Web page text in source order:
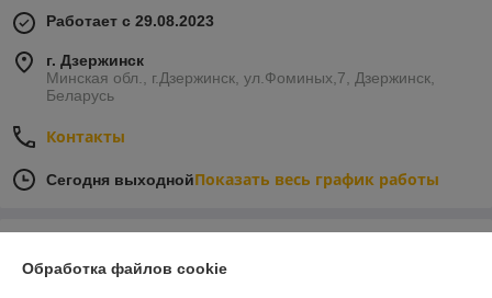
Работает с 29.08.2023
г. Дзержинск
Минская обл., г.Дзержинск, ул.Фоминых,7, Дзержинск,
Беларусь
Контакты
Сегодня выходнойПоказать весь график работы
Обработка файлов cookie